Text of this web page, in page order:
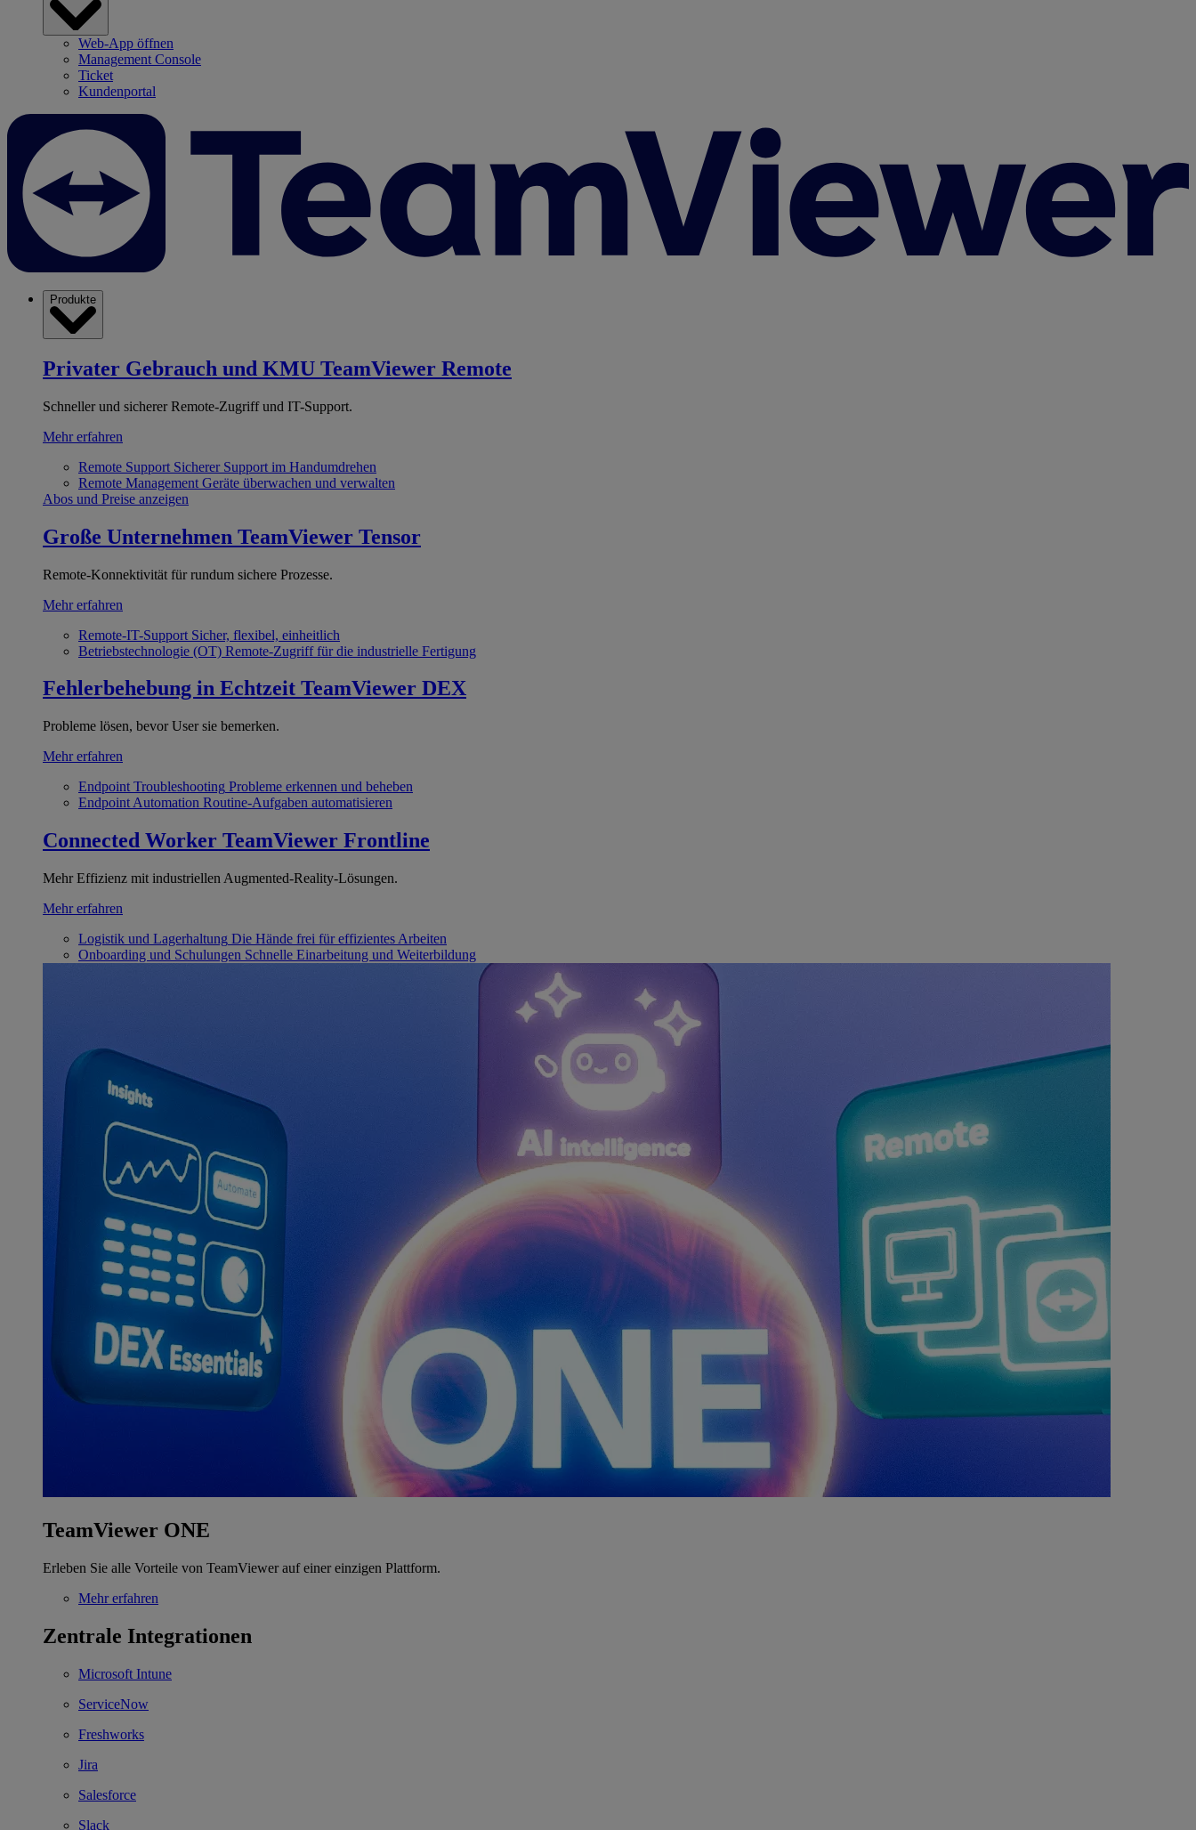
Web-App öffnen
Management Console
Ticket
Kundenportal
Produkte
Privater Gebrauch und KMU TeamViewer Remote
Schneller und sicherer Remote-Zugriff und IT-Support.
Mehr erfahren
Remote Support Sicherer Support im Handumdrehen
Remote Management Geräte überwachen und verwalten
Abos und Preise anzeigen
Große Unternehmen TeamViewer Tensor
Remote-Konnektivität für rundum sichere Prozesse.
Mehr erfahren
Remote-IT-Support Sicher, flexibel, einheitlich
Betriebstechnologie (OT) Remote-Zugriff für die industrielle Fertigung
Fehlerbehebung in Echtzeit TeamViewer DEX
Probleme lösen, bevor User sie bemerken.
Mehr erfahren
Endpoint Troubleshooting Probleme erkennen und beheben
Endpoint Automation Routine-Aufgaben automatisieren
Connected Worker TeamViewer Frontline
Mehr Effizienz mit industriellen Augmented-Reality-Lösungen.
Mehr erfahren
Logistik und Lagerhaltung Die Hände frei für effizientes Arbeiten
Onboarding und Schulungen Schnelle Einarbeitung und Weiterbildung
TeamViewer ONE
Erleben Sie alle Vorteile von TeamViewer auf einer einzigen Plattform.
Mehr erfahren
Zentrale Integrationen
Microsoft Intune
ServiceNow
Freshworks
Jira
Salesforce
Slack